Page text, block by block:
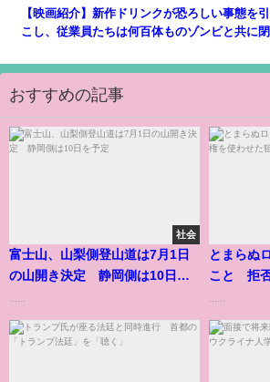
【映画紹介】新作ドリンクが恐ろしい事態を
こし、従業員たちは何百体ものゾンビと共に
おすすめの記事
社会
富士山、山梨側登山道は7月1日
の山開き決定 静岡側は10日を
とまらぬ
こと 拒否